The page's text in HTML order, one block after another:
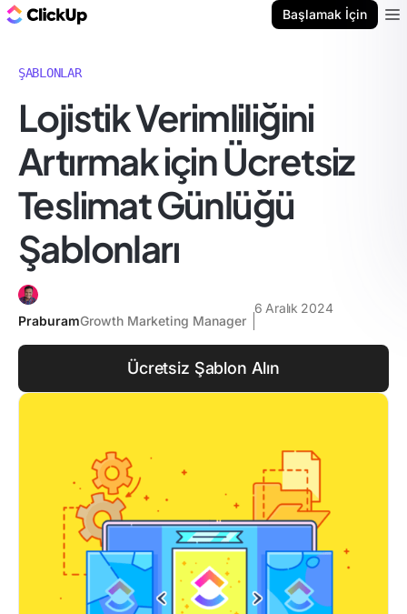
Başlamak İçin
ŞABLONLAR
Lojistik Verimliliğini
Artırmak için Ücretsiz
Teslimat Günlüğü
Şablonları
PraburamGrowth Marketing Manager
6 Aralık 2024
Ücretsiz Şablon Alın